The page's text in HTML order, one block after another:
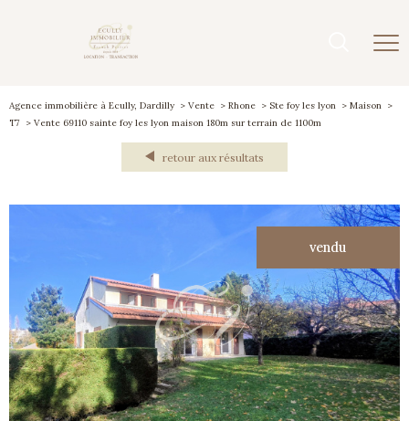
Agence immobilière à Ecully, Dardilly Vente Rhone Ste foy les lyon
Maison
T7
Vente 69110 sainte foy les lyon maison 180m sur terrain de 1100m
retour aux résultats
vendu